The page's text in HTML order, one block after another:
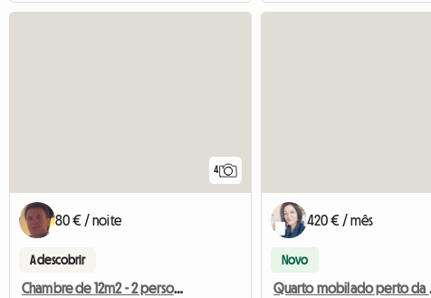
4
80 € / noite
A descobrir
Chambre de 12m2 - 2 personnes - vue sur le jardin - calme
420 € / mês
Novo
Quarto